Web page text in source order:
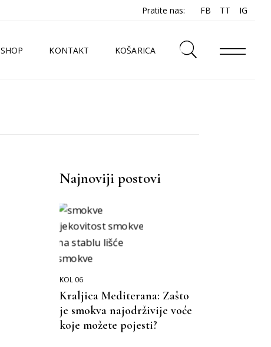
Pratite nas: FB TT IG
SHOP KONTAKT KOŠARICA
Najnoviji postovi
KOL 06
Kraljica Mediterana: Zašto
je smokva najodrživije voće
koje možete pojesti?